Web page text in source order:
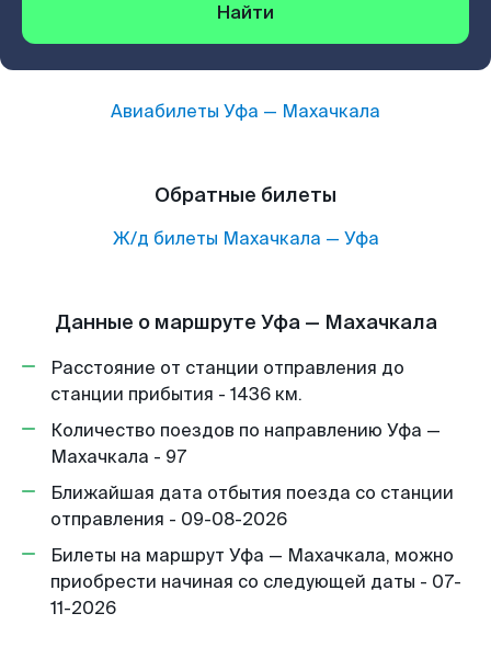
Найти
Авиабилеты Уфа — Махачкала
Обратные билеты
Ж/д билеты Махачкала — Уфа
Данные о маршруте Уфа — Махачкала
Расстояние от станции отправления до
станции прибытия - 1436 км.
Количество поездов по направлению Уфа —
Махачкала - 97
Ближайшая дата отбытия поезда со станции
отправления - 09-08-2026
Билеты на маршрут Уфа — Махачкала, можно
приобрести начиная со следующей даты - 07-
11-2026